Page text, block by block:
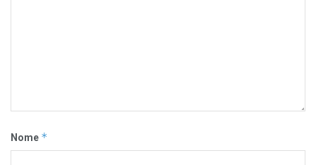
Nome *